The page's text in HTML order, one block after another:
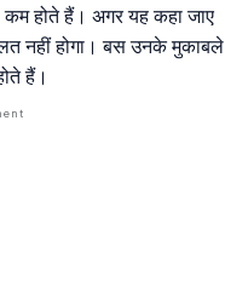
होते हैं। अगर यह कहा जाए
नहीं होगा। बस उनके मुकाबले
हैं।